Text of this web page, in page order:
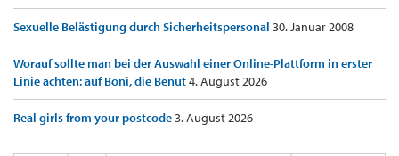
Sexuelle Belästigung durch Sicherheitspersonal 30. Januar 2008
Worauf sollte man bei der Auswahl einer Online-Plattform in erster
Linie achten: auf Boni, die Benut4. August 2026
Real girls from your postcode3. August 2026